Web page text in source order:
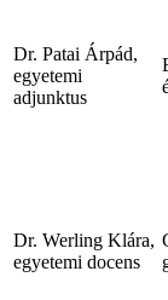
Dr. Patai Árpád,
egyetemi
adjunktus
Dr. Werling Klára,
egyetemi docens